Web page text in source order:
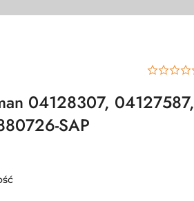
04128307, 04127587,
SAP